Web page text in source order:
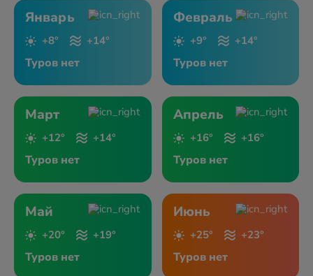
Январь
+8° +14°
Туров нет
Февраль
+9° +14°
Туров нет
Март
+12° +14°
Туров нет
Апрель
+16° +16°
Туров нет
Май
+20° +19°
Туров нет
Июнь
+25° +23°
Туров нет